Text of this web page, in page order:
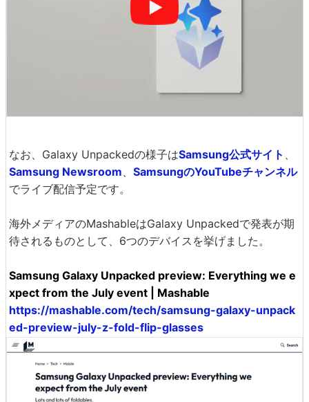
なお、Galaxy Unpackedの様子はSamsung公式サイト
Samsung Newsroom
SamsungのYouTubeチャンネル
でライブ配信予定です。
海外メディアのMashableはGalaxy Unpackedで発表が期
待されるものとして、6つのデバイスを挙げました。
Samsung Galaxy Unpacked preview: Everything we e
xpect from the July event | Mashable
https://mashable.com/tech/samsung-galaxy-unpack
ed-preview-july-z-fold-flip-glasses